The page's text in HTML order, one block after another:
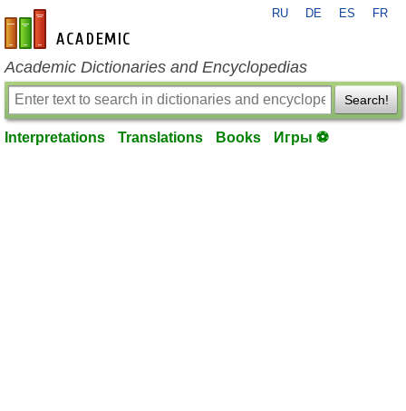
en-academic.com
RU DE ES FR
Academic Dictionaries and Encyclopedias
Search!
Interpretations Translations Books Игры ⚽